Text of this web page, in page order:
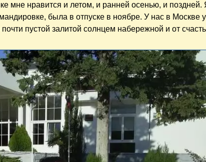
мне нравится и летом, и ранней осенью, и поздней.
была в отпуске в ноябре. У нас в Москве
пустой залитой солнцем набережной и от